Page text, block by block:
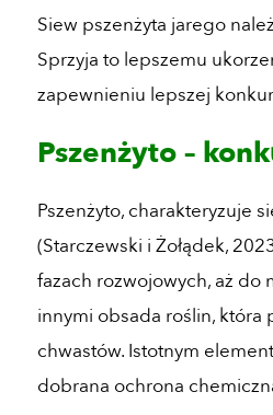
Siew pszenżyta jarego
Sprzyja to lepszemu
zapewnieniu lepszej
Pszenżyto –
Pszenżyto, charakteryzuje
(Starczewski i Żołądek,
fazach rozwojowych, aż do
innymi obsada roślin,
chwastów. Istotnym
dobrana ochrona